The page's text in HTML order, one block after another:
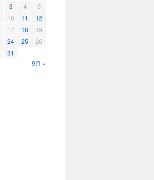
9月 »
3 4
5
10 11
12
17 18
19
24 25
26
31